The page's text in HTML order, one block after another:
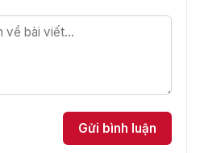
Gửi bình luận